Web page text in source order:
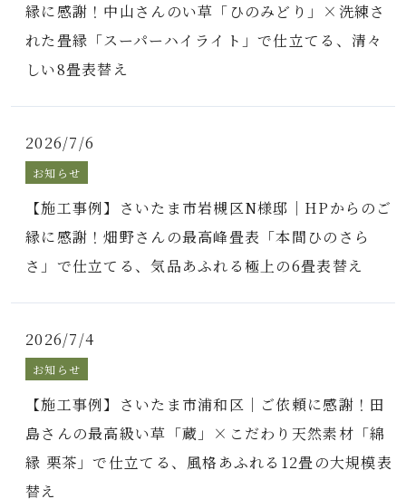
縁に感謝！中山さんのい草「ひのみどり」×洗練さ
れた畳縁「スーパーハイライト」で仕立てる、清々
しい8畳表替え
2026/7/6
お知らせ
【施工事例】さいたま市岩槻区N様邸｜HPからのご
縁に感謝！畑野さんの最高峰畳表「本間ひのさら
さ」で仕立てる、気品あふれる極上の6畳表替え
2026/7/4
お知らせ
【施工事例】さいたま市浦和区｜ご依頼に感謝！田
島さんの最高級い草「蔵」×こだわり天然素材「綿
縁 栗茶」で仕立てる、風格あふれる12畳の大規模表
替え